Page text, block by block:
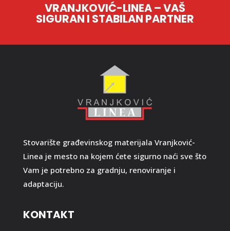
VRANJKOVIĆ-LINEA – VAŠ
SIGURAN I STABILAN PARTNER
Stovarište građevinskog materijala Vranjković-
Linea je mesto na kojem ćete sigurno naći sve što
Vam je potrebno za gradnju, renoviranje i
adaptaciju.
KONTAKT